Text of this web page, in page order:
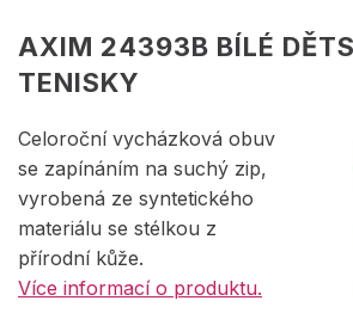
AXIM 24393B BÍLÉ
TENISKY
Celoroční vycházková obuv
se zapínáním na suchý zip,
vyrobená ze syntetického
materiálu se stélkou z
přírodní kůže.
Více informací o produktu.